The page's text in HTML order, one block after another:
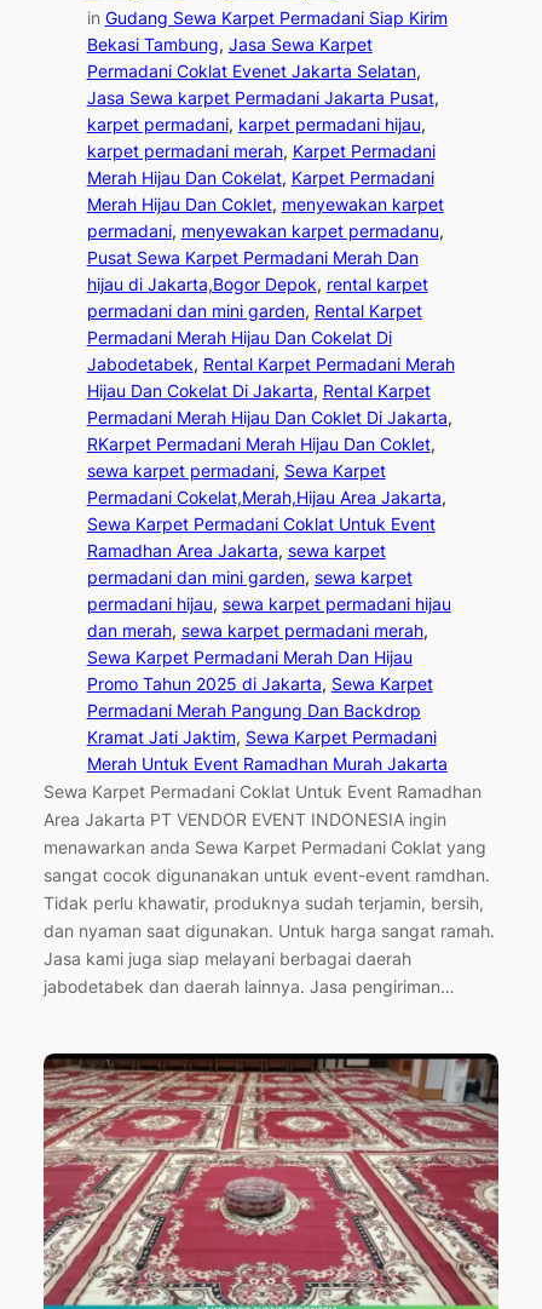
in Gudang Sewa Karpet Permadani Siap Kirim
Bekasi Tambung, Jasa Sewa Karpet
Permadani Coklat Evenet Jakarta Selatan
Jasa Sewa karpet Permadani Jakarta Pusat
karpet permadani, karpet permadani hijau
karpet permadani merah, Karpet Permadani
Merah Hijau Dan Cokelat, Karpet Permadani
Merah Hijau Dan Coklet, menyewakan karpet
permadani, menyewakan karpet permadanu
Pusat Sewa Karpet Permadani Merah Dan
hijau di Jakarta,Bogor Depok, rental karpet
permadani dan mini garden, Rental Karpet
Permadani Merah Hijau Dan Cokelat Di
Jabodetabek, Rental Karpet Permadani Merah
Hijau Dan Cokelat Di Jakarta, Rental Karpet
Permadani Merah Hijau Dan Coklet Di Jakarta
RKarpet Permadani Merah Hijau Dan Coklet
sewa karpet permadani, Sewa Karpet
Permadani Cokelat,Merah,Hijau Area Jakarta
Sewa Karpet Permadani Coklat Untuk Event
Ramadhan Area Jakarta, sewa karpet
permadani dan mini garden, sewa karpet
permadani hijau, sewa karpet permadani hijau
dan merah, sewa karpet permadani merah
Sewa Karpet Permadani Merah Dan Hijau
Promo Tahun 2025 di Jakarta, Sewa Karpet
Permadani Merah Pangung Dan Backdrop
Kramat Jati Jaktim, Sewa Karpet Permadani
Merah Untuk Event Ramadhan Murah Jakarta
Sewa Karpet Permadani Coklat Untuk Event Ramadhan
Area Jakarta PT VENDOR EVENT INDONESIA ingin
menawarkan anda Sewa Karpet Permadani Coklat yang
sangat cocok digunanakan untuk event-event ramdhan.
Tidak perlu khawatir, produknya sudah terjamin, bersih,
dan nyaman saat digunakan. Untuk harga sangat ramah.
Jasa kami juga siap melayani berbagai daerah
jabodetabek dan daerah lainnya. Jasa pengiriman…